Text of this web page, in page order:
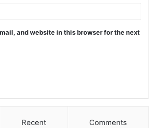
and website in this browser for the next
Recent Comments